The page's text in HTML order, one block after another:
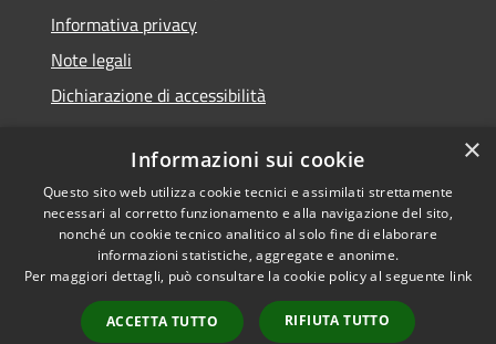
Informativa privacy
Note legali
Dichiarazione di accessibilità
RSS
Accessibilità
Cookie
Mappa del sito
Copyright © 2026 • Comune di
Santa Teresa Gallura •
Powered byMunicipium
Accesso redazione
×
Informazioni sui cookie
Questo sito web utilizza cookie tecnici e assimilati strettamente
necessari al corretto funzionamento e alla navigazione del sito,
nonché un cookie tecnico analitico al solo fine di elaborare
informazioni statistiche, aggregate e anonime.
Per maggiori dettagli, può consultare la cookie policy al seguente link
ACCETTA TUTTO RIFIUTA TUTTO